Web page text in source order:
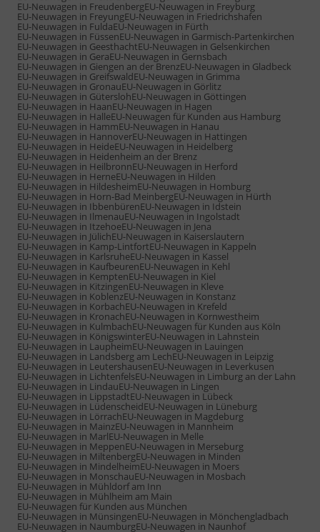
EU-Neuwagen in FreudenbergEU-Neuwagen in Freyburg
EU-Neuwagen in FreyungEU-Neuwagen in Friedrichshafen
EU-Neuwagen in FuldaEU-Neuwagen in Fürth
EU-Neuwagen in FüssenEU-Neuwagen in Garmisch-Partenkirchen
EU-Neuwagen in GeesthachtEU-Neuwagen in Gelsenkirchen
EU-Neuwagen in GeraEU-Neuwagen in Gernsbach
EU-Neuwagen in Giengen an der BrenzEU-Neuwagen in Gladbeck
EU-Neuwagen in GreifswaldEU-Neuwagen in Grimma
EU-Neuwagen in GronauEU-Neuwagen in Görlitz
EU-Neuwagen in GüterslohEU-Neuwagen in Göttingen
EU-Neuwagen in HaanEU-Neuwagen in Hagen
EU-Neuwagen in HalleEU-Neuwagen für Kunden aus Hamburg
EU-Neuwagen in HammEU-Neuwagen in Hanau
EU-Neuwagen in HannoverEU-Neuwagen in Hattingen
EU-Neuwagen in HeideEU-Neuwagen in Heidelberg
EU-Neuwagen in Heidenheim an der Brenz
EU-Neuwagen in HeilbronnEU-Neuwagen in Herford
EU-Neuwagen in HerneEU-Neuwagen in Hilden
EU-Neuwagen in HildesheimEU-Neuwagen in Homburg
EU-Neuwagen in Horn-Bad MeinbergEU-Neuwagen in Hürth
EU-Neuwagen in IbbenbürenEU-Neuwagen in Idstein
EU-Neuwagen in IlmenauEU-Neuwagen in Ingolstadt
EU-Neuwagen in ItzehoeEU-Neuwagen in Jena
EU-Neuwagen in JülichEU-Neuwagen in Kaiserslautern
EU-Neuwagen in Kamp-LintfortEU-Neuwagen in Kappeln
EU-Neuwagen in KarlsruheEU-Neuwagen in Kassel
EU-Neuwagen in KaufbeurenEU-Neuwagen in Kehl
EU-Neuwagen in KemptenEU-Neuwagen in Kiel
EU-Neuwagen in KitzingenEU-Neuwagen in Kleve
EU-Neuwagen in KoblenzEU-Neuwagen in Konstanz
EU-Neuwagen in KorbachEU-Neuwagen in Krefeld
EU-Neuwagen in KronachEU-Neuwagen in Kornwestheim
EU-Neuwagen in KulmbachEU-Neuwagen für Kunden aus Köln
EU-Neuwagen in KönigswinterEU-Neuwagen in Lahnstein
EU-Neuwagen in LaupheimEU-Neuwagen in Lauingen
EU-Neuwagen in Landsberg am LechEU-Neuwagen in Leipzig
EU-Neuwagen in LeutershausenEU-Neuwagen in Leverkusen
EU-Neuwagen in LichtenfelsEU-Neuwagen in Limburg an der Lahn
EU-Neuwagen in LindauEU-Neuwagen in Lingen
EU-Neuwagen in LippstadtEU-Neuwagen in Lübeck
EU-Neuwagen in LüdenscheidEU-Neuwagen in Lüneburg
EU-Neuwagen in LörrachEU-Neuwagen in Magdeburg
EU-Neuwagen in MainzEU-Neuwagen in Mannheim
EU-Neuwagen in MarlEU-Neuwagen in Melle
EU-Neuwagen in MeppenEU-Neuwagen in Merseburg
EU-Neuwagen in MiltenbergEU-Neuwagen in Minden
EU-Neuwagen in MindelheimEU-Neuwagen in Moers
EU-Neuwagen in MonschauEU-Neuwagen in Mosbach
EU-Neuwagen in Mühldorf am Inn
EU-Neuwagen in Mühlheim am Main
EU-Neuwagen für Kunden aus München
EU-Neuwagen in MünsingenEU-Neuwagen in Mönchengladbach
EU-Neuwagen in NaumburgEU-Neuwagen in Naunhof